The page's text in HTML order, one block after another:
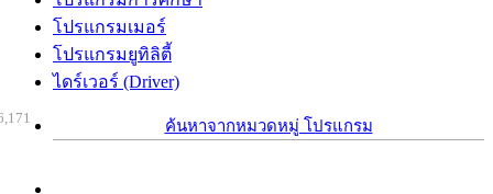
โปรแกรมเมอร์
โปรแกรมยูทิลิตี้
ไดร์เวอร์ (Driver)
ค้นหาจากหมวดหมู่ โปรแกรม